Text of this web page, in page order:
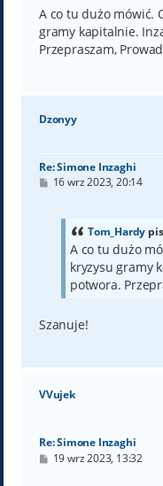
t
A co tu dużo mówić.
gramy kapitalnie.
Przepraszam,
Dzonyy
Re: Simone Inzaghi
P16 wrz 2023, 20:14
Tom_Hardy
A co tu dużo
kryzysu gramy
potwora.
Szanuje!
VVujek
Re: Simone Inzaghi
P19 wrz 2023, 13:32